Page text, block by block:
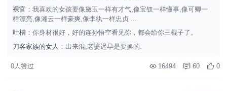
裸官 ：我喜欢的女孩要像黛玉一样有才气,像宝钗一样懂事,像可卿一
样漂亮,像湘云一样豪爽,像李纨一样忠贞 ...
吐槽 ：你身材很好，好的连孙悟空看见你，都会给你三棍子了。
刀客家族的女人 ：出来混,老婆迟早是要换的.
0人赞过 16494 60 0